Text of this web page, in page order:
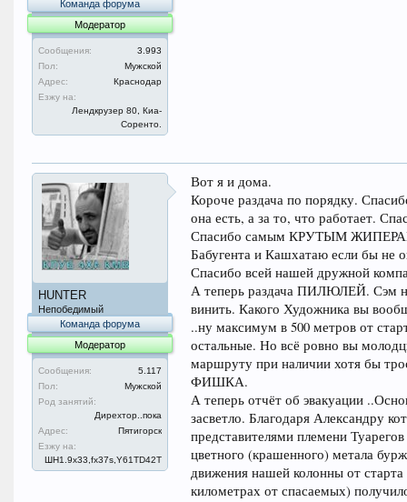
Команда форума
Модератор
Сообщения:
3.993
Пол:
Мужской
Адрес:
Краснодар
Езжу на:
Лендкрузер 80, Киа-
Соренто.
HUNTER
Непобедимый
Команда форума
Модератор
Сообщения:
5.117
Пол:
Мужской
Род занятий:
Дирехтор..пока
Адрес:
Пятигорск
Езжу на:
ШН1.9x33,fx37s,Y61TD42T
Вот я и дома.
Короче раздача по порядку.
она есть, а за то, что работает.
Спасибо самым КРУТЫМ ЖИПЕРАМ
Бабугента и Кашхатаю если бы не
Спасибо всей нашей дружной
А теперь раздача ПИЛЮЛЕЙ. Сэм
винить. Какого Художника вы
..ну максимум в 500 метров от
остальные. Но всё ровно вы
маршруту при наличии хотя бы
ФИШКА.
А теперь отчёт об эвакуации
засветло. Благодаря Александру
представителями племени
цветного (крашенного) метала
движения нашей колонны от
километрах от спасаемых)